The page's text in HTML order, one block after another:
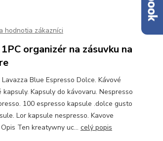
hodnotia zákazníci
organizér na zásuvku na
Blue Espresso Dolce. Kávové
kapsuly. Kapsuly do kávovaru. Nespresso
100 espresso kapsule .dolce gusto
Lor kapsule nespresso. Kavove
Ten kreatywny uc... celý popis